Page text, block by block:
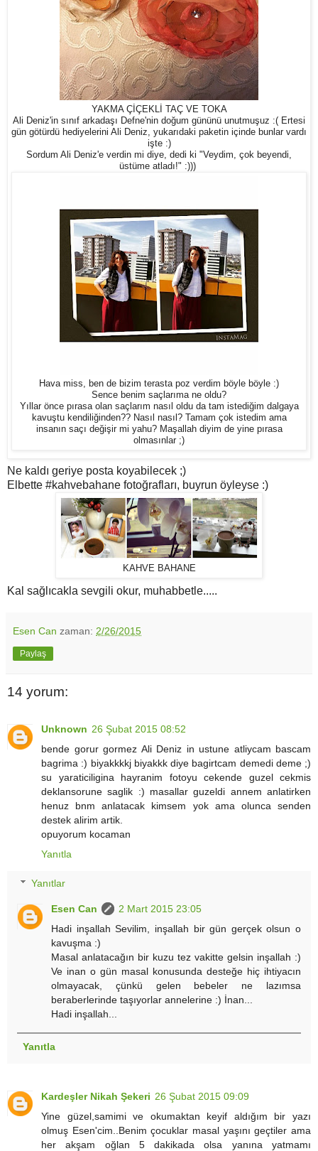
YAKMA ÇİÇEKLİ TAÇ VE TOKA
Ali Deniz'in sınıf arkadaşı Defne'nin doğum gününü unutmuşuz :( Ertesi
gün götürdü hediyelerini Ali Deniz, yukarıdaki paketin içinde bunlar vardı
işte :)
Sordum Ali Deniz'e verdin mi diye, dedi ki "Veydim, çok beyendi,
üstüme atladı!" :)))
Hava miss, ben de bizim terasta poz verdim böyle böyle :)
Sence benim saçlarıma ne oldu?
Yıllar önce pırasa olan saçlarım nasıl oldu da tam istediğim dalgaya
kavuştu kendiliğinden?? Nasıl nasıl? Tamam çok istedim ama
insanın saçı değişir mi yahu? Maşallah diyim de yine pırasa
olmasınlar ;)
Ne kaldı geriye posta koyabilecek ;)
Elbette #kahvebahane fotoğrafları, buyrun öyleyse :)
KAHVE BAHANE
Kal sağlıcakla sevgili okur, muhabbetle.....
Esen Can zaman: 2/26/2015
Paylaş
14 yorum:
Unknown 26 Şubat 2015 08:52
bende gorur gormez Ali Deniz in ustune atliycam bascam
bagrima :) biyakkkkj biyakkk diye bagirtcam demedi deme ;)
su yaraticiligina hayranim fotoyu cekende guzel cekmis
deklansorune saglik :) masallar guzeldi annem anlatirken
henuz bnm anlatacak kimsem yok ama olunca senden
destek alirim artik.
opuyorum kocaman
Yanıtla
Yanıtlar
Esen Can
2 Mart 2015 23:05
Hadi inşallah Sevilim, inşallah bir gün gerçek olsun o
kavuşma :)
Masal anlatacağın bir kuzu tez vakitte gelsin inşallah :)
Ve inan o gün masal konusunda desteğe hiç ihtiyacın
olmayacak, çünkü gelen bebeler ne lazımsa
beraberlerinde taşıyorlar annelerine :) İnan...
Hadi inşallah...
Yanıtla
Kardeşler Nikah Şekeri 26 Şubat 2015 09:09
Yine güzel,samimi ve okumaktan keyif aldığım bir yazı
olmuş Esen'cim..Benim çocuklar masal yaşını geçtiler ama
her akşam oğlan 5 dakikada olsa yanına yatmamı